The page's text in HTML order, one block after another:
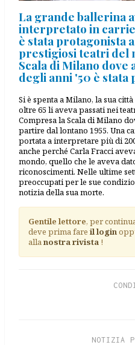
La grande ballerina
interpretato in
è stata protagonista
prestigiosi teatri del
Scala di Milano
degli anni '50 è stata
Si è spenta a Milano, la sua
oltre 65 li aveva passati nei
Compresa la Scala di Milano
partire dal lontano 1955. Una
portata a interpretare più di
anche perché Carla Fracci
mondo, quello che le aveva
riconoscimenti. Nelle ultime
preoccupati per le sue
notizia della sua morte.
Gentile lettore, per
deve prima fare il login
allanostra rivista !
NOTIZIA